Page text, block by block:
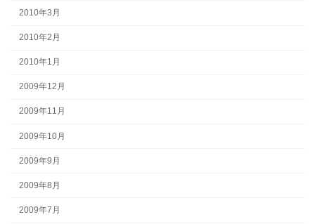
2010年3月
2010年2月
2010年1月
2009年12月
2009年11月
2009年10月
2009年9月
2009年8月
2009年7月